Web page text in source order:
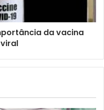
da vacina